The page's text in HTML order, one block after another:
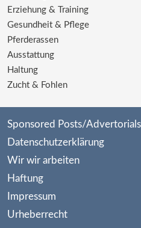
Erziehung & Training
Gesundheit & Pflege
Pferderassen
Ausstattung
Haltung
Zucht & Fohlen
Sponsored Posts/Advertorials
Datenschutzerklärung
Wir wir arbeiten
Haftung
Impressum
Urheberrecht